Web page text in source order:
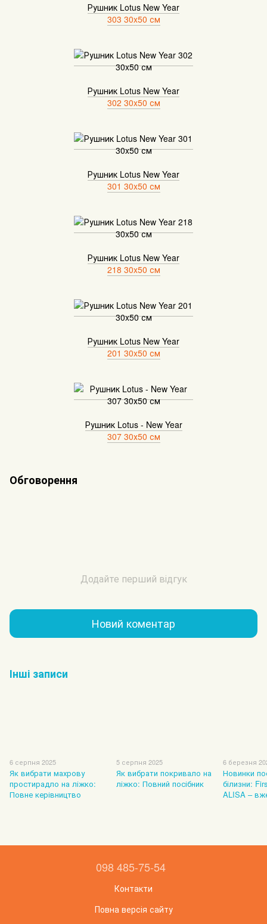
Рушник Lotus New Year
303 30x50 см
Рушник Lotus New Year
302 30x50 см
Рушник Lotus New Year
301 30x50 см
Рушник Lotus New Year
218 30x50 см
Рушник Lotus New Year
201 30x50 см
Рушник Lotus - New Year
307 30х50 см
Обговорення
Додайте перший відгук
Новий коментар
Інші записи
6 серпня 2025
Як вибрати махрову
простирадло на ліжко:
Повне керівництво
5 серпня 2025
Як вибрати покривало на
ліжко: Повний посібник
6 березня
Новинки
білизни:
ALISA –
098 485-75-54
Контакти
Повна версія сайту